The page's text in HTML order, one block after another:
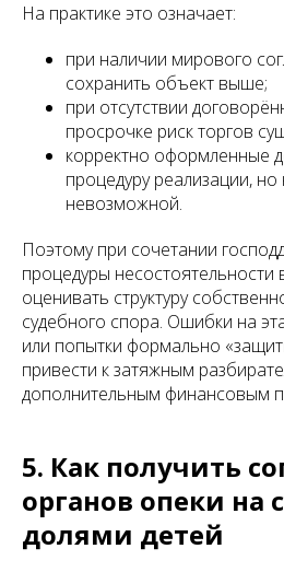
На практике это означает:
при наличии мирового
сохранить объект выше;
при отсутствии
просрочке риск торгов
корректно оформленные
процедуру реализации,
невозможной.
Поэтому при сочетании
процедуры несостоятельности
оценивать структуру
судебного спора. Ошибки на
или попытки формально
привести к затяжным
дополнительным финансовым
5. Как получить
органов опеки на
долями детей